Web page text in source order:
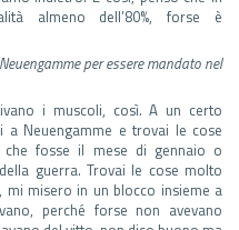
almeno dell’80%, forse è
per essere mandato nel
i muscoli, così. A un certo
Neuengamme e trovai le cose
fosse il mese di gennaio o
guerra. Trovai le cose molto
misero in un blocco insieme a
perché forse non avevano